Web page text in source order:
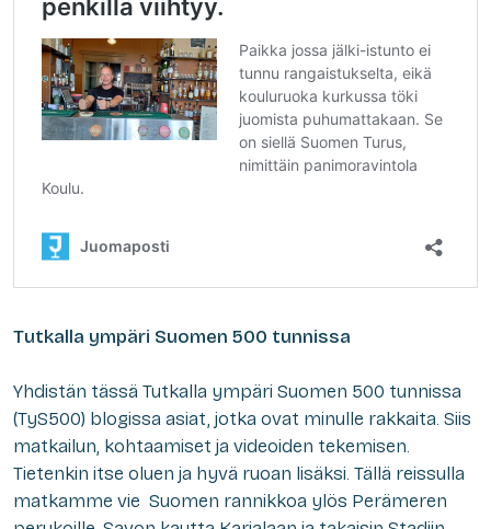
Tutkalla ympäri Suomen 500 tunnissa
Yhdistän tässä Tutkalla ympäri Suomen 500 tunnissa
(TyS500) blogissa asiat, jotka ovat minulle rakkaita. Siis
matkailun, kohtaamiset ja videoiden tekemisen.
Tietenkin itse oluen ja hyvä ruoan lisäksi. Tällä reissulla
matkamme vie Suomen rannikkoa ylös Perämeren